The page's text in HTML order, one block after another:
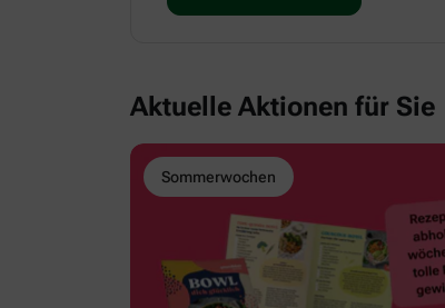
Aktuelle Aktionen für Sie
Sommerwochen